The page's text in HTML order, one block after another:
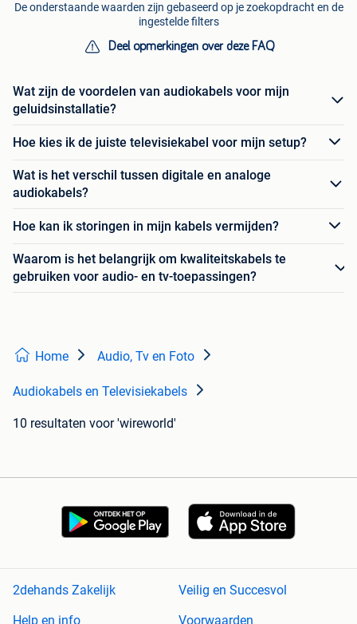
De onderstaande waarden zijn gebaseerd op je zoekopdracht en de
ingestelde filters
Deel opmerkingen over deze FAQ
Wat zijn de voordelen van audiokabels voor mijn
geluidsinstallatie?
Hoe kies ik de juiste televisiekabel voor mijn setup?
Wat is het verschil tussen digitale en analoge
audiokabels?
Hoe kan ik storingen in mijn kabels vermijden?
Waarom is het belangrijk om kwaliteitskabels te
gebruiken voor audio- en tv-toepassingen?
Home Audio, Tv en Foto
Audiokabels en Televisiekabels
10 resultaten voor 'wireworld'
2dehands Zakelijk
Veilig en Succesvol
Help en info
Voorwaarden